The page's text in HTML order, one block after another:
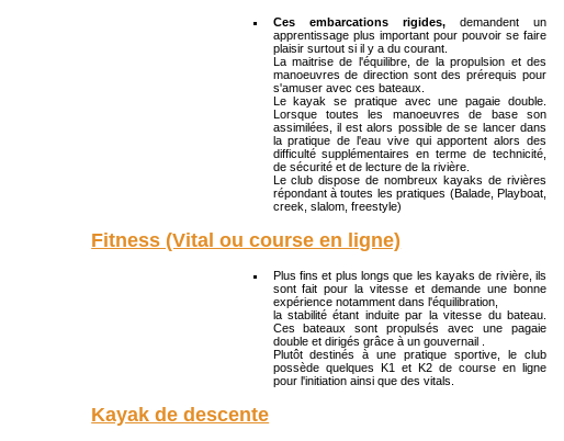
Ces embarcations rigides,demandent un
apprentissage plus important pour pouvoir se faire
plaisir surtout si il y a du courant.
La maitrise de l'équilibre, de la propulsion et des
manoeuvres de direction sont des prérequis pour
s'amuser avec ces bateaux.
Le kayak se pratique avec une pagaie double.
Lorsque toutes les manoeuvres de base son
assimilées, il est alors possible de se lancer dans
la pratique de l'eau vive qui apportent alors des
difficulté supplémentaires en terme de technicité,
de sécurité et de lecture de la rivière.
Le club dispose de nombreux kayaks de rivières
répondant à toutes les pratiques (Balade, Playboat,
creek, slalom, freestyle)
Fitness (Vital ou course en ligne)
Plus fins et plus longs que les kayaks de rivière, ils
sont fait pour la vitesse et demande une bonne
expérience notamment dans l'équilibration,
la stabilité étant induite par la vitesse du bateau.
Ces bateaux sont propulsés avec une pagaie
double et dirigés grâce à un gouvernail .
Plutôt destinés à une pratique sportive, le club
possède quelques K1 et K2 de course en ligne
pour l'initiation ainsi que des vitals.
Kayak de descente